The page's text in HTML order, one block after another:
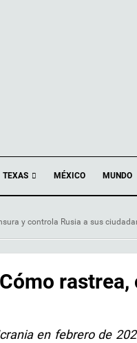
TEXAS MÉXICO MUNDO
y controla Rusia a sus
Cómo
en febrero de